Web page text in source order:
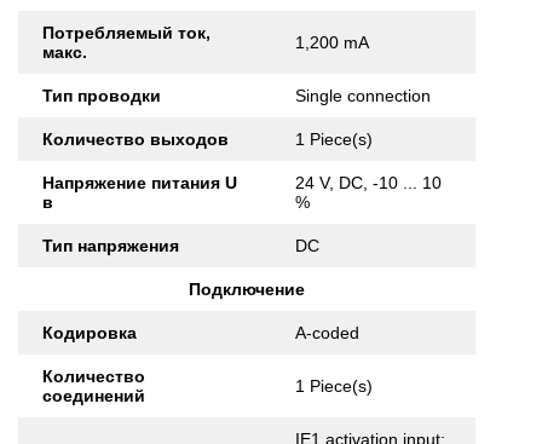
Потребляемый ток,
макс.
1,200 mA
Тип проводки Single connection
Количество выходов 1 Piece(s)
Напряжение питания U
в
24 V, DC, -10 ... 10
%
Тип напряжения DC
Подключение
Кодировка A-coded
Количество
соединений
1 Piece(s)
IE1 activation input: